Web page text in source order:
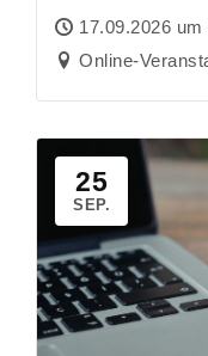
17.09.2026
Online-
25
SEP.